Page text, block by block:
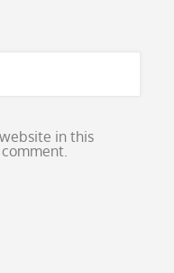
in this